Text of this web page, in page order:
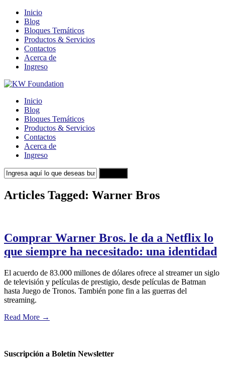
Inicio
Blog
Bloques Temáticos
Productos & Servicios
Contactos
Acerca de
Ingreso
Inicio
Blog
Bloques Temáticos
Productos & Servicios
Contactos
Acerca de
Ingreso
Articles Tagged: Warner Bros
Comprar Warner Bros. le da a Netflix lo
que siempre ha necesitado: una identidad
El acuerdo de 83.000 millones de dólares ofrece al streamer un siglo
de televisión y películas de prestigio, desde películas de Batman
hasta Juego de Tronos. También pone fin a las guerras del
streaming.
Read More →
Suscripción a Boletín Newsletter